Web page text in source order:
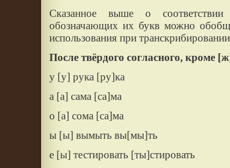
Сказанное выше о
обозначающих их букв можно
использования при
После твёрдого согласного, кроме
у [у] рука [ру]ка
а [а] сама [са]ма
о [а] сома [са]ма
ы [ы] вымыть вы[мы]ть
е [ы] тестировать [ты]стировать